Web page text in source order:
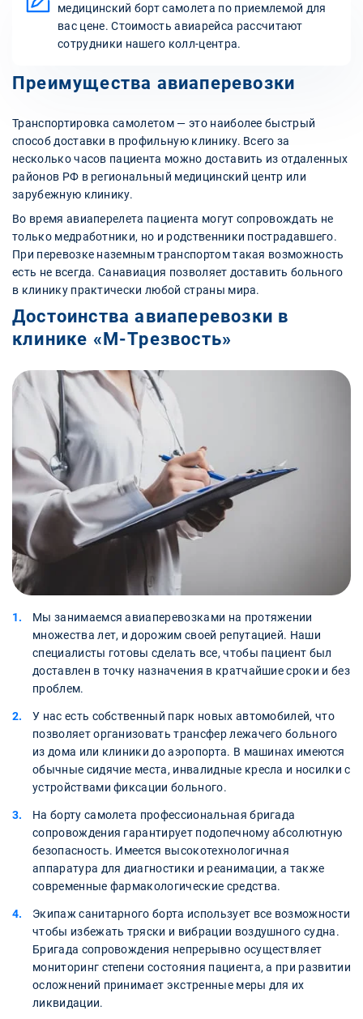
медицинский борт самолета по приемлемой для
вас цене. Стоимость авиарейса рассчитают
сотрудники нашего колл-центра.
Преимущества авиаперевозки
Транспортировка самолетом — это наиболее быстрый
способ доставки в профильную клинику. Всего за
несколько часов пациента можно доставить из отдаленных
районов РФ в региональный медицинский центр или
зарубежную клинику.
Во время авиаперелета пациента могут сопровождать не
только медработники, но и родственники пострадавшего.
При перевозке наземным транспортом такая возможность
есть не всегда. Санавиация позволяет доставить больного
в клинику практически любой страны мира.
Достоинства авиаперевозки в
клинике «М-Трезвость»
Мы занимаемся авиаперевозками на протяжении
множества лет, и дорожим своей репутацией. Наши
специалисты готовы сделать все, чтобы пациент был
доставлен в точку назначения в кратчайшие сроки и без
проблем.
У нас есть собственный парк новых автомобилей, что
позволяет организовать трансфер лежачего больного
из дома или клиники до аэропорта. В машинах имеются
обычные сидячие места, инвалидные кресла и носилки с
устройствами фиксации больного.
На борту самолета профессиональная бригада
сопровождения гарантирует подопечному абсолютную
безопасность. Имеется высокотехнологичная
аппаратура для диагностики и реанимации, а также
современные фармакологические средства.
Экипаж санитарного борта использует все возможности
чтобы избежать тряски и вибрации воздушного судна.
Бригада сопровождения непрерывно осуществляет
мониторинг степени состояния пациента, а при развитии
осложнений принимает экстренные меры для их
ликвидации.